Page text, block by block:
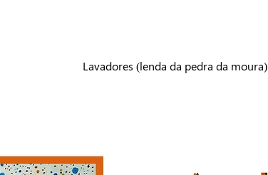
Lavadores (lenda da pedra da moura)